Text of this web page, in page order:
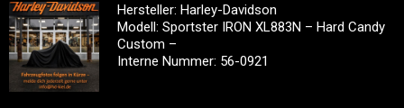
Hersteller: Harley-Davidson
Modell: Sportster IRON XL883N – Hard Candy
Custom –
Interne Nummer: 56-0921